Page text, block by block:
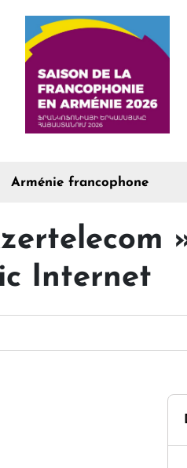
Arménie francophone
Internet